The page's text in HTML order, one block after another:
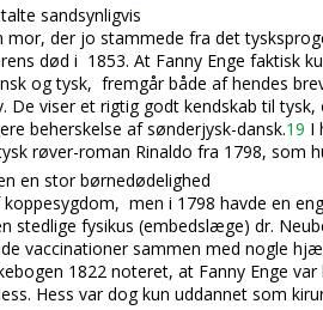
sandsynligvis
mor, der jo stammede fra det
død i 1853. At Fanny Enge faktisk
og tysk, fremgår både af hendes
De viser et rigtig godt kendskab til tysk,
beherskelse af sønderjysk-dansk.19 I
røver-roman Rinaldo fra 1798, som
en stor børnedødelighed
men i 1798 havde en
stedlige fysikus (embedslæge) dr.
vaccinationer sammen med nogle
1822 noteret, at Fanny Enge
Hess var dog kun uddannet som